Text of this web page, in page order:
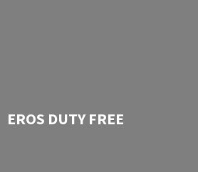
EROS DUTY FREE